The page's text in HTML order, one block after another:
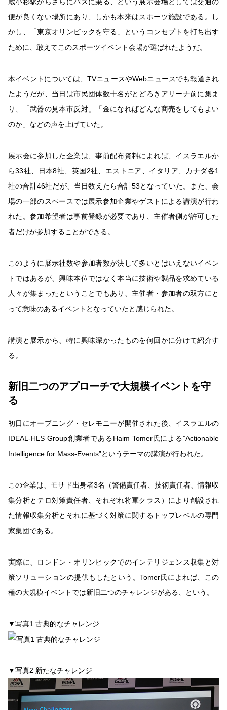
蔵小杉駅からさらにバスに乗る、という展示会場としては交通の
便が良くない場所にあり、しかも本来はスポーツ施設である。し
かし、「東京オリンピックを守る」というコンセプトを打ち出す
ために、敢えてこのスポーツイベント会場が選ばれたようだ。
本イベントについては、TVニュースやWebニュースでも報道され
たようだが、当日は市民団体数十名がとどろきアリーナ前に集ま
り、「武器の見本市反対」「金になればどんな商売をしてもよい
のか」などの声を上げていた。
展示会に参加した企業は、事前配布資料によれば、イスラエルか
ら33社、日本8社、英国2社、エストニア、イタリア、カナダ各1
社の合計46社だが、当日数えたら合計53となっていた。また、会
場の一部のスペースでは展示参加企業やゲストによる講演が行わ
れた。参加希望者は事前登録が必要であり、主催者側が許可した
者だけが参加することができる。
このように展示社数や参加者数が決して多いとはいえないイベン
トではあるが、興味本位ではなく本当に技術や製品を求めている
人々が集まったということでもあり、主催者・参加者の双方にと
って意味のあるイベントとなっていたと感じられた。
講演と展示から、特に興味深かったものを何回かに分けて紹介す
る。
新旧二つのアプローチで大規模イベントを守
る
初日にオープニング・セレモニーが開催された後、イスラエルの
IDEAL-HLS Group創業者であるHaim Tomer氏による”Actionable
Intelligence for Mass-Events”というテーマの講演が行われた。
この企業は、モサド出身者3名（警備責任者、技術責任者、情報収
集分析とテロ対策責任者、それぞれ将軍クラス）により創設され
た情報収集分析とそれに基づく対策に関するトップレベルの専門
家集団である。
実際に、ロンドン・オリンピックでのインテリジェンス収集と対
策ソリューションの提供もしたという。Tomer氏によれば、この
種の大規模イベントでは新旧二つのチャレンジがある、という。
▼写真1 古典的なチャレンジ
▼写真2 新たなチャレンジ